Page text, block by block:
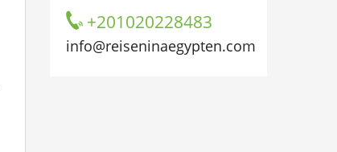
+201020228483
info@reiseninaegypten.com